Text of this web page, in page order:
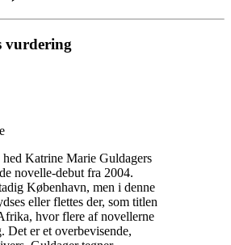
vurdering
Katrine Marie Guldagers
novelle-debut fra 2004.
København, men i denne
eller flettes der, som titlen
hvor flere af novellerne
Det er et overbevisende,